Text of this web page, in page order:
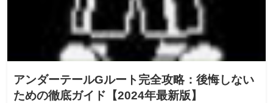
アンダーテールGルート完全攻略：後悔しない
ための徹底ガイド【2024年最新版】